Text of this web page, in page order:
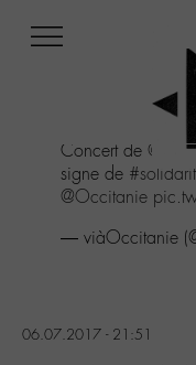
au
menu
Aller
contenu
recherche
Concert de
signe de
@Occitanie
— viàOccitanie
06.07.2017 - 21:51